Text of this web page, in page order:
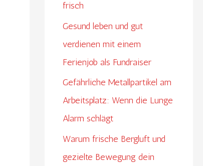
frisch
Gesund leben und gut
verdienen mit einem
Ferienjob als Fundraiser
Gefährliche Metallpartikel am
Arbeitsplatz: Wenn die Lunge
Alarm schlägt
Warum frische Bergluft und
gezielte Bewegung dein